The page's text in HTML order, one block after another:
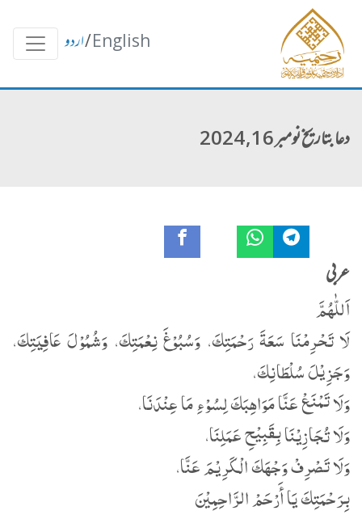
English
/اردو
دعا بتاریخ نومبر 16, 2024
عربی
اَللّٰهُمَّ
لَا تَحْرِمْنَا سَعَةَ رَحْمَتِكَ، وَسُبُوْغَ نِعْمَتِكَ، وَشُمُوْلَ عَافِیَتِكَ،
وَجَزِیْلَ سُلْطَانِكَ،
وَلَا تَمْنَعْ عَنَّا مَوَاھِبَكَ لِسُوْءِ مَا عِنْدَنَا،
وَلَا تُجَازِیْنَا بِقَبِیْحِ عَمَلِنَا،
وَلَا تَصْرِفْ وَجْھَكَ الْکَرِیْمَ عَنَّا،
بِرَحْمَتِكَ یَا أَرْحَمْ الرَّاحِمِیْنَ